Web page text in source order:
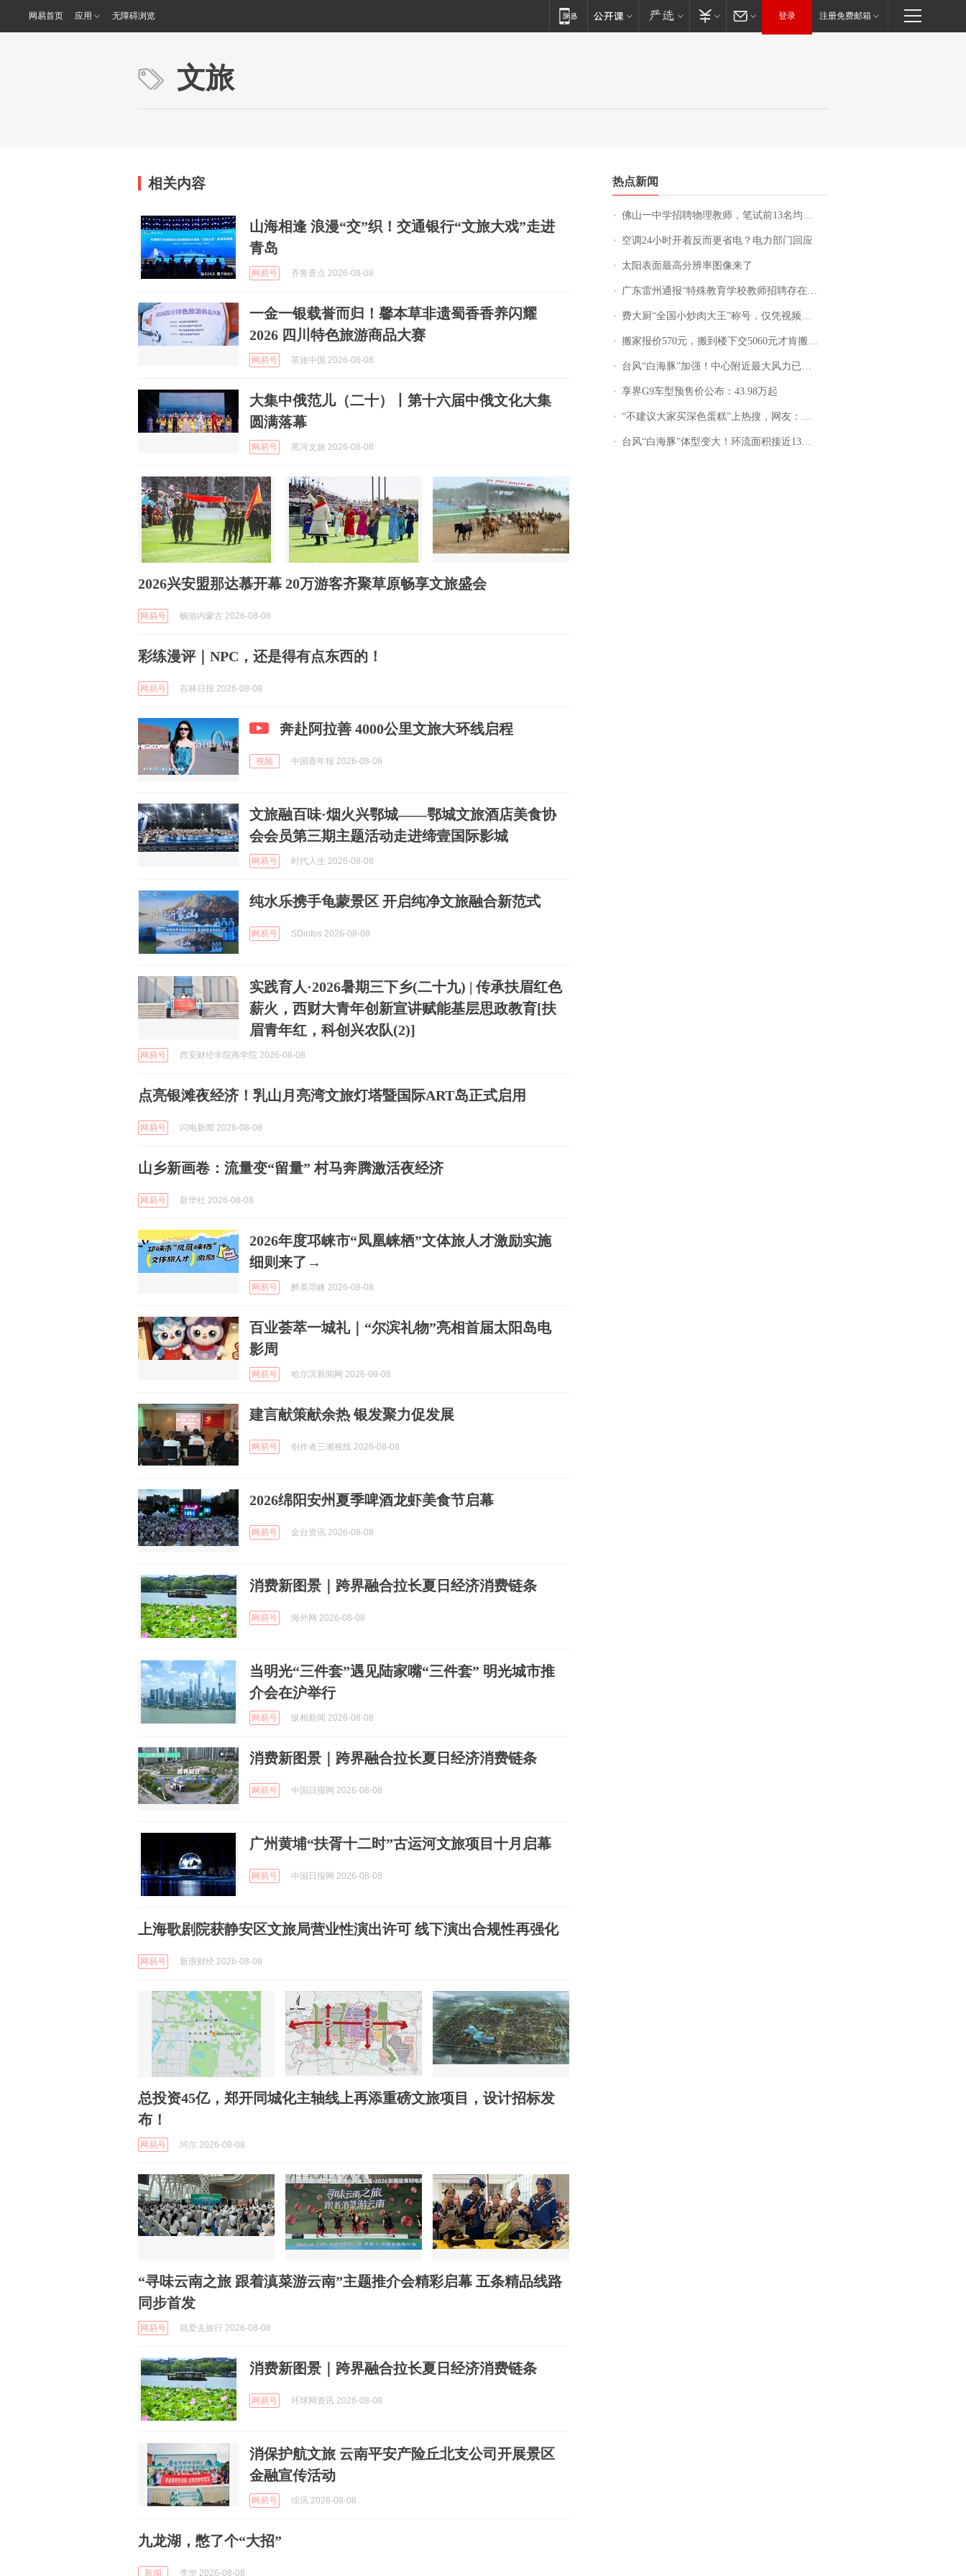
网易首页 应用 无障碍浏览 登录 注册免费邮箱
文旅
相关内容
山海相逢 浪漫“交”织！交通银行“文旅大戏”走进
青岛
网易号 齐鲁壹点 2026-08-08
一金一银载誉而归！馨本草非遗蜀香香养闪耀
2026 四川特色旅游商品大赛
网易号 茶旅中国 2026-08-08
大集中俄范儿（二十）丨第十六届中俄文化大集
圆满落幕
网易号 黑河文旅 2026-08-08
2026兴安盟那达慕开幕 20万游客齐聚草原畅享文旅盛会
网易号 畅游内蒙古 2026-08-08
彩练漫评｜NPC，还是得有点东西的！
网易号 吉林日报 2026-08-08
奔赴阿拉善 4000公里文旅大环线启程
视频 中国青年报 2026-08-08
文旅融百味·烟火兴鄂城——鄂城文旅酒店美食协
会会员第三期主题活动走进缔壹国际影城
网易号 时代人生 2026-08-08
纯水乐携手龟蒙景区 开启纯净文旅融合新范式
网易号 SDinfos 2026-08-08
实践育人·2026暑期三下乡(二十九) | 传承扶眉红色
薪火，西财大青年创新宣讲赋能基层思政教育[扶
眉青年红，科创兴农队(2)]
网易号 西安财经学院商学院 2026-08-08
点亮银滩夜经济！乳山月亮湾文旅灯塔暨国际ART岛正式启用
网易号 闪电新闻 2026-08-08
山乡新画卷：流量变“留量” 村马奔腾激活夜经济
网易号 新华社 2026-08-08
2026年度邛崃市“凤凰崃栖”文体旅人才激励实施
细则来了→
网易号 醉美邛崃 2026-08-08
百业荟萃一城礼｜“尔滨礼物”亮相首届太阳岛电
影周
网易号 哈尔滨新闻网 2026-08-08
建言献策献余热 银发聚力促发展
网易号 创作者三湘视线 2026-08-08
2026绵阳安州夏季啤酒龙虾美食节启幕
网易号 金台资讯 2026-08-08
消费新图景｜跨界融合拉长夏日经济消费链条
网易号 海外网 2026-08-08
当明光“三件套”遇见陆家嘴“三件套” 明光城市推
介会在沪举行
网易号 纵相新闻 2026-08-08
消费新图景｜跨界融合拉长夏日经济消费链条
网易号 中国日报网 2026-08-08
广州黄埔“扶胥十二时”古运河文旅项目十月启幕
网易号 中国日报网 2026-08-08
上海歌剧院获静安区文旅局营业性演出许可 线下演出合规性再强化
网易号 新浪财经 2026-08-08
总投资45亿，郑开同城化主轴线上再添重磅文旅项目，设计招标发
布！
网易号 珂尔 2026-08-08
“寻味云南之旅 跟着滇菜游云南”主题推介会精彩启幕 五条精品线路
同步首发
网易号 就爱去旅行 2026-08-08
消费新图景｜跨界融合拉长夏日经济消费链条
网易号 环球网资讯 2026-08-08
消保护航文旅 云南平安产险丘北支公司开展景区
金融宣传活动
网易号 综讯 2026-08-08
九龙湖，憋了个“大招”
新闻 李华 2026-08-08
热点新闻
佛山一中学招聘物理教师，笔试前13名均遭淘汰？教育局：已叫停招聘，成立调查组全面核查
空调24小时开着反而更省电？电力部门回应
太阳表面最高分辨率图像来了
广东雷州通报“特殊教育学校教师招聘存在违规行为”：已启动问责程序 副校长被停职
费大厨“全国小炒肉大王”称号，仅凭视频评出？中国烹饪协会回应
搬家报价570元，搬到楼下交5060元才肯搬上楼！女子傻眼了……
台风“白海豚”加强！中心附近最大风力已达15级 最新研判
享界G9车型预售价公布：43.98万起
“不建议大家买深色蛋糕”上热搜，网友：天塌了！
台风“白海豚”体型变大！环流面积接近13个浙江那么大